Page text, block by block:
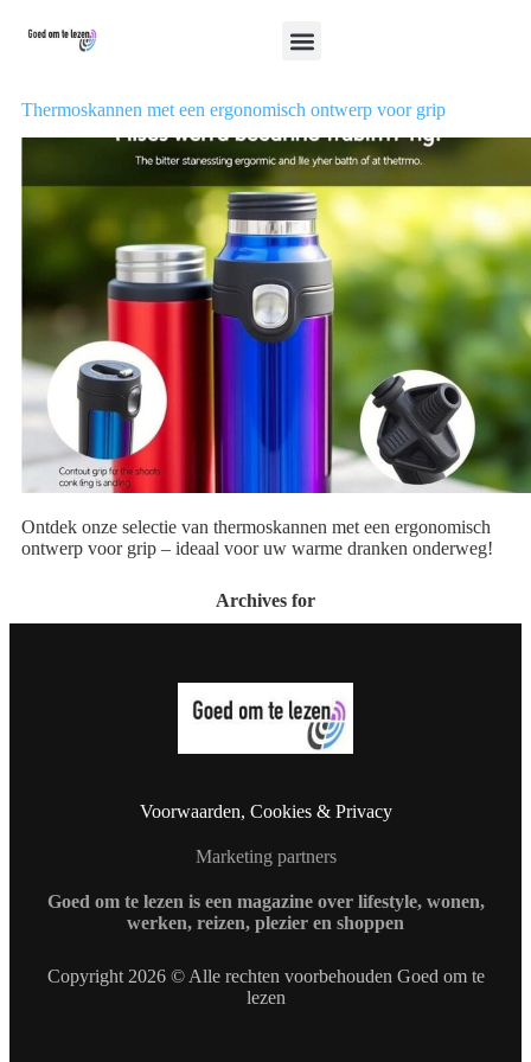
Thermoskannen met een ergonomisch ontwerp voor grip
Ontdek onze selectie van thermoskannen met een ergonomisch
ontwerp voor grip – ideaal voor uw warme dranken onderweg!
Archives for
Voorwaarden, Cookies & Privacy
Marketing partners
Goed om te lezen is een magazine over lifestyle, wonen,
werken, reizen, plezier en shoppen
Copyright 2026 © Alle rechten voorbehouden Goed om te
lezen